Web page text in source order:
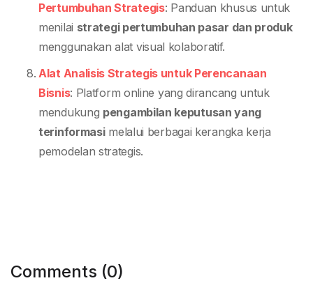
Pertumbuhan Strategis: Panduan khusus untuk
menilai strategi pertumbuhan pasar dan produk
menggunakan alat visual kolaboratif.
Alat Analisis Strategis untuk Perencanaan
Bisnis: Platform online yang dirancang untuk
mendukung pengambilan keputusan yang
terinformasimelalui berbagai kerangka kerja
pemodelan strategis.
Comments (0)